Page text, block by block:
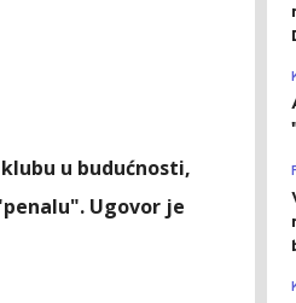
u budućnosti,
Ugovor je